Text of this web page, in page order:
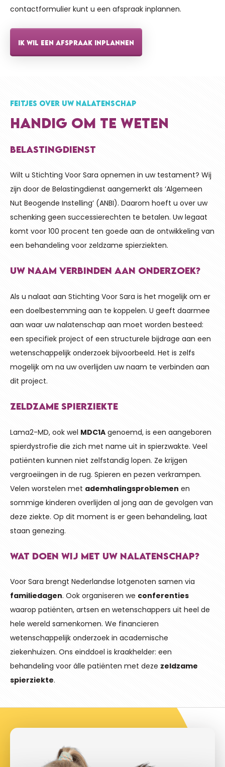
contactformulier kunt u een afspraak inplannen.
IK WIL EEN AFSPRAAK INPLANNEN
FEITJES OVER UW NALATENSCHAP
HANDIG OM TE WETEN
BELASTINGDIENST
Wilt u Stichting Voor Sara opnemen in uw testament? Wij
zijn door de Belastingdienst aangemerkt als ‘Algemeen
Nut Beogende Instelling’ (ANBI). Daarom hoeft u over uw
schenking geen successierechten te betalen. Uw legaat
komt voor 100 procent ten goede aan de ontwikkeling van
een behandeling voor zeldzame spierziekten.
UW NAAM VERBINDEN AAN ONDERZOEK?
Als u nalaat aan Stichting Voor Sara is het mogelijk om er
een doelbestemming aan te koppelen. U geeft daarmee
aan waar uw nalatenschap aan moet worden besteed:
een specifiek project of een structurele bijdrage aan een
wetenschappelijk onderzoek bijvoorbeeld. Het is zelfs
mogelijk om na uw overlijden uw naam te verbinden aan
dit project.
ZELDZAME SPIERZIEKTE
Lama2-MD, ook wel MDC1A genoemd, is een aangeboren
spierdystrofie die zich met name uit in spierzwakte. Veel
patiënten kunnen niet zelfstandig lopen. Ze krijgen
vergroeiingen in de rug. Spieren en pezen verkrampen.
Velen worstelen met ademhalingsproblemen en
sommige kinderen overlijden al jong aan de gevolgen van
deze ziekte. Op dit moment is er geen behandeling, laat
staan genezing.
WAT DOEN WIJ MET UW NALATENSCHAP?
Voor Sara brengt Nederlandse lotgenoten samen via
familiedagen. Ook organiseren we conferenties
waarop patiënten, artsen en wetenschappers uit heel de
hele wereld samenkomen. We financieren
wetenschappelijk onderzoek in academische
ziekenhuizen. Ons einddoel is kraakhelder: een
behandeling voor álle patiënten met deze zeldzame
spierziekte.